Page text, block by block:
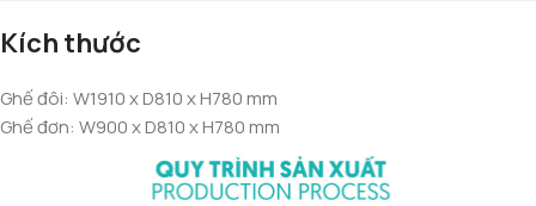
Kích thước
Ghế đôi: W1910 x D810 x H780 mm
Ghế đơn: W900 x D810 x H780 mm